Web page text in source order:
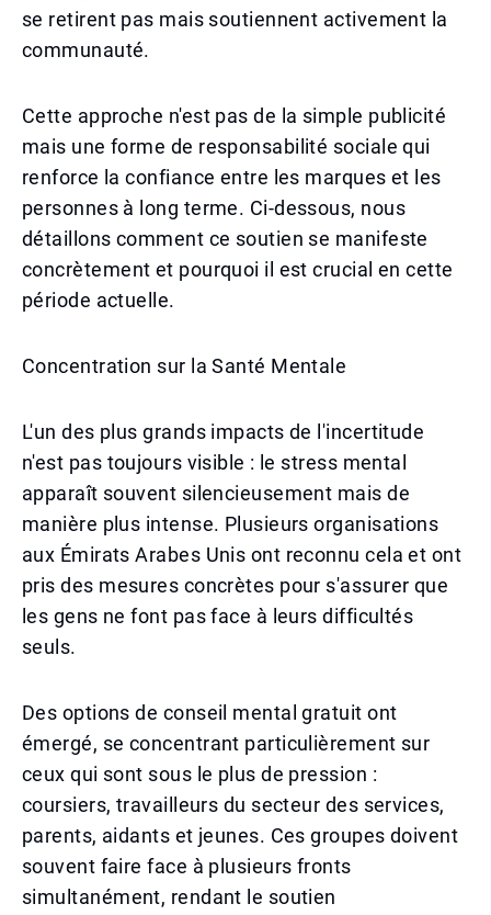
se retirent pas mais soutiennent activement la
communauté.
Cette approche n'est pas de la simple publicité
mais une forme de responsabilité sociale qui
renforce la confiance entre les marques et les
personnes à long terme. Ci-dessous, nous
détaillons comment ce soutien se manifeste
concrètement et pourquoi il est crucial en cette
période actuelle.
Concentration sur la Santé Mentale
L'un des plus grands impacts de l'incertitude
n'est pas toujours visible : le stress mental
apparaît souvent silencieusement mais de
manière plus intense. Plusieurs organisations
aux Émirats Arabes Unis ont reconnu cela et ont
pris des mesures concrètes pour s'assurer que
les gens ne font pas face à leurs difficultés
seuls.
Des options de conseil mental gratuit ont
émergé, se concentrant particulièrement sur
ceux qui sont sous le plus de pression :
coursiers, travailleurs du secteur des services,
parents, aidants et jeunes. Ces groupes doivent
souvent faire face à plusieurs fronts
simultanément, rendant le soutien